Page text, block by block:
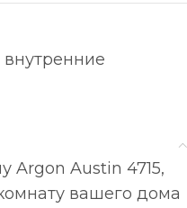
Argon Austin 4715,
вашего дома